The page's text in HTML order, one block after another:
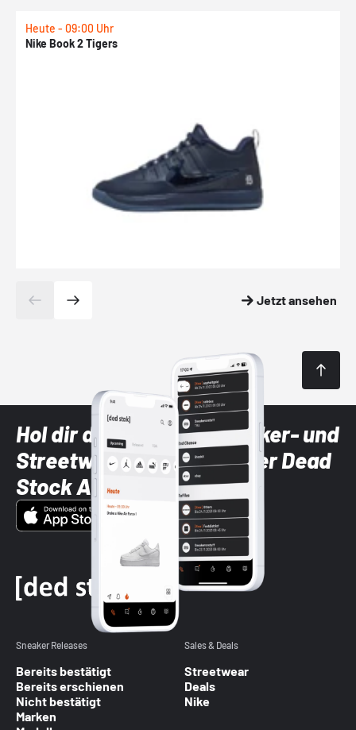
Heute - 09:00 Uhr
Nike Book 2 Tigers
Jetzt ansehen
Hol dir die neuesten Sneaker- und
Streetwear-Brands mit der Dead
Stock App
Sneaker Releases
Bereits bestätigt
Bereits erschienen
Nicht bestätigt
Marken
Sales & Deals
Streetwear
Deals
Nike